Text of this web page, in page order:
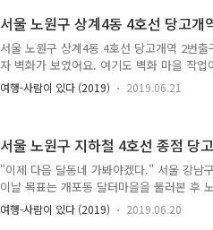
다." 스마트폰을 꺼내 몇 시인지 봤어요. 벌
어요. 시간이 얼마 없었어요. 왠지 희망촌
어요. 마을 하나당 2시간씩 걸린다고 계산
데에 4..
서울 노원구 상계4동 4호선 당고개
서울 노원구 상계4동 4호선 당고개역 2번
자 벽화가 보였어요. 여기도 벽화 마을 작
선으로 되어 있었기 때문에 당고개역이 시
위적으로 생긴 마을이었어요. 자연발생적
는 처음부터 계획을 세워 만들었을 때 나타
씨께 인사드렸어요. 아저씨께서 뭐 하냐고
영인데 골목길 사진 찍으러 왔다고 했어요.
곳이라고 말했어요. ..
여행-사람이 있다 (2019) 2019.06.21
서울 노원구 지하철 4호선 종점 당
"이제 다음 달동네 가봐야겠다." 서울 강남
이날 목표는 개포동 달터마을을 둘러본 후
었어요. 노원구는 서울 동북쪽 끝에 있는 구
하구요. 노원구를 둘러보고 의정부로 돌아
여행-사람이 있다 (2019) 2019.06.20